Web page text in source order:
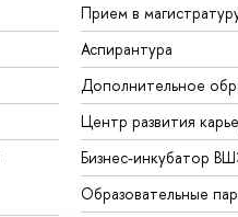
Прием в
Аспирантура
Дополнительное
Центр развития
Бизнес-инкубатор
Образовательные